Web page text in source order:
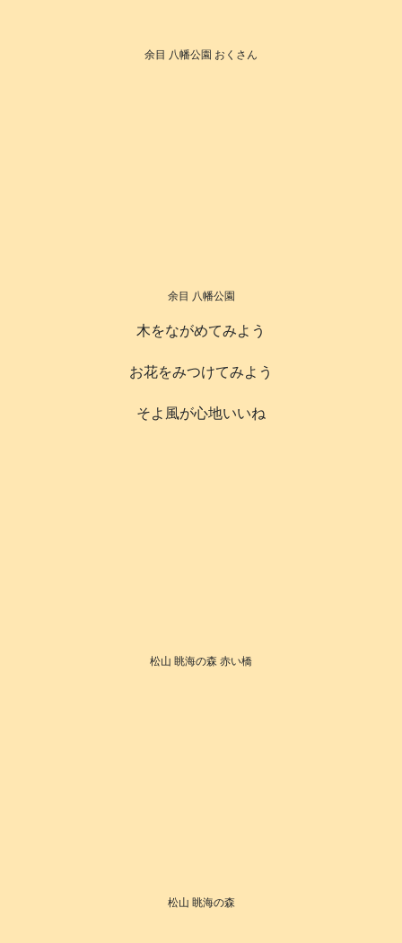
余目 八幡公園 おくさん
余目 八幡公園
木をながめてみよう
お花をみつけてみよう
そよ風が心地いいね
松山 眺海の森 赤い橋
松山 眺海の森